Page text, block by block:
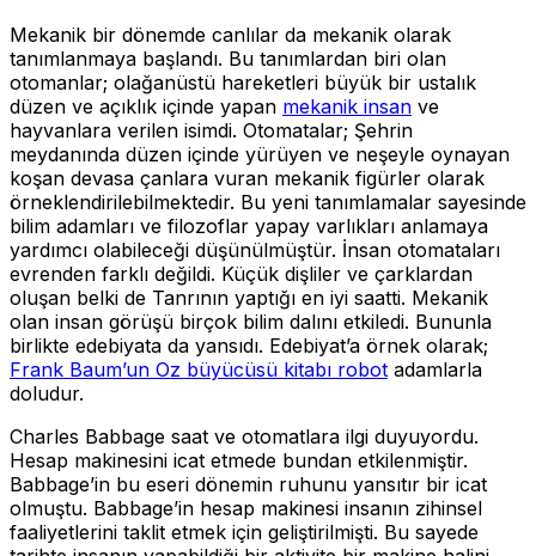
Mekanik bir dönemde canlılar da mekanik olarak
tanımlanmaya başlandı. Bu tanımlardan biri olan
otomanlar; olağanüstü hareketleri büyük bir ustalık
düzen ve açıklık içinde yapan mekanik insan ve
hayvanlara verilen isimdi. Otomatalar; Şehrin
meydanında düzen içinde yürüyen ve neşeyle oynayan
koşan devasa çanlara vuran mekanik figürler olarak
örneklendirilebilmektedir. Bu yeni tanımlamalar sayesinde
bilim adamları ve filozoflar yapay varlıkları anlamaya
yardımcı olabileceği düşünülmüştür. İnsan otomataları
evrenden farklı değildi. Küçük dişliler ve çarklardan
oluşan belki de Tanrının yaptığı en iyi saatti. Mekanik
olan insan görüşü birçok bilim dalını etkiledi. Bununla
birlikte edebiyata da yansıdı. Edebiyat’a örnek olarak;
Frank Baum’un Oz büyücüsü kitabı robot adamlarla
doludur.
Charles Babbage saat ve otomatlara ilgi duyuyordu.
Hesap makinesini icat etmede bundan etkilenmiştir.
Babbage’in bu eseri dönemin ruhunu yansıtır bir icat
olmuştu. Babbage’in hesap makinesi insanın zihinsel
faaliyetlerini taklit etmek için geliştirilmişti. Bu sayede